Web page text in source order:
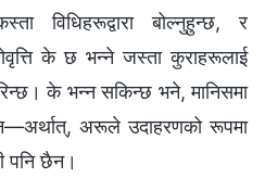
विधिहरूद्वारा बोल्‍नुहुन्छ, र
के छ भन्‍ने जस्ता कुराहरूलाई
के भन्‍न सकिन्छ भने, मानिसमा
अरूले उदाहरणको रूपमा
पनि छैन।